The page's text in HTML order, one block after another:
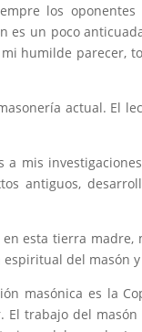
los
es un poco
humilde parecer,
actual. El
a mis
antiguos,
en esta tierra
del masón
masónica es la
trabajo del